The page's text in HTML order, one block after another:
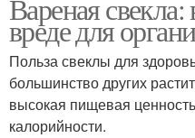
Вареная свекла:
вреде для
Польза свеклы для
большинство других
высокая пищевая
калорийности.